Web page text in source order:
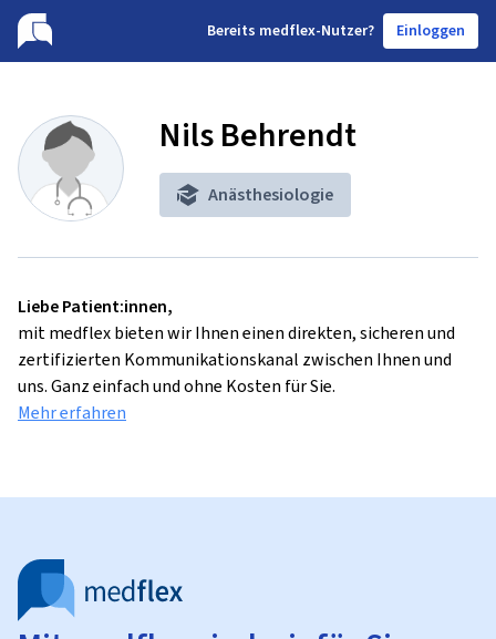
Bereits medflex-Nutzer? Einloggen
Nils Behrendt
Anästhesiologie
Liebe Patient:innen,
mit medflex bieten wir Ihnen einen direkten, sicheren und
zertifizierten Kommunikationskanal zwischen Ihnen und
uns. Ganz einfach und ohne Kosten für Sie.
Mehr erfahren